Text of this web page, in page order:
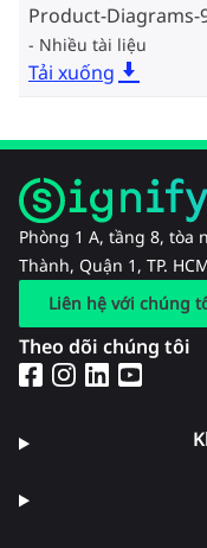
Product-Diagrams-
Nhiều tài liệu
Tải xuống
Phòng 1 A, tầng 8, tòa
Thành, Quận 1, TP.
Liên hệ với chúng
Theo dõi chúng tôi